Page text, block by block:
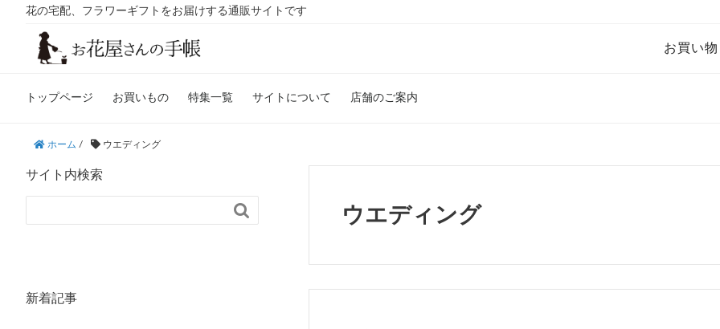
花の宅配、フラワーギフトをお届けする通販サイトです
お買い物
トップページ お買いもの 特集一覧 サイトについて 店舗のご案内
ホーム / ウエディング
ウエディング
サイト内検索

新着記事